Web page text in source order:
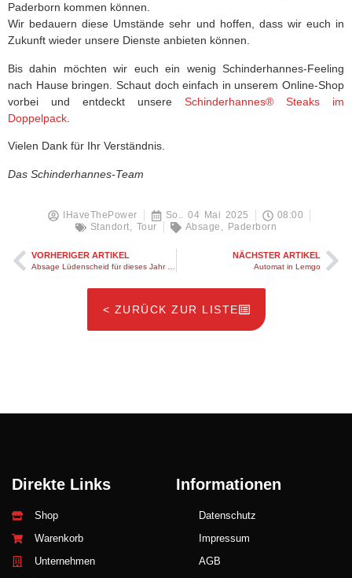
Paderborn kommen können.
Wir bedauern diese Umstände sehr und hoffen, dass wir euch in
Zukunft wieder unsere Dienste anbieten können.
Bis dahin möchten wir euch ein wenig Schinderhannes-Feeling
nach Hause bringen. Schaut doch einfach in unserem Online-Shop
vorbei und entdeckt unsere Schinderhannes® Steaks im
Doppelpack
Vielen Dank für Ihr Verständnis.
Das Schinderhannes-Team
IHaveThePower So.. 04 Mai 2025
08:00
Standort, Tour Absage , Paderborn
VORHERIGER ARTIKEL NÄCHSTER ARTIKEL
Automat in Lemgo
< ZURÜCK ZUR LISTE
Direkte Links
Shop
Warenkorb
Unternehmen
Informationen
Datenschutz
Impressum
AGB